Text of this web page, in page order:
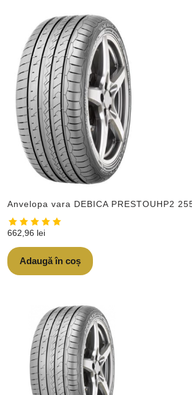
Anvelopa vara DEBICA PRESTOUHP2
662,96 lei
Adaugă în coș